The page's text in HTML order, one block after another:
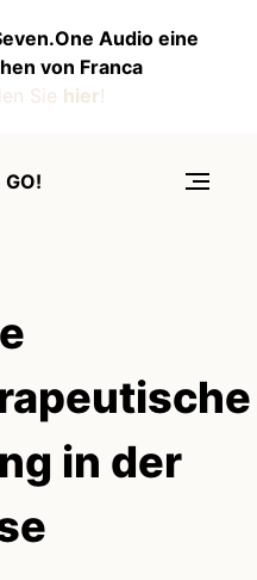
Audio eine
von Franca
Sie hier!
GO!
in der